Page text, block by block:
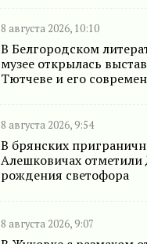
8 августа 2026, 10:10
В Белгородском
музее открылась
Тютчеве и его
8 августа 2026, 9:54
В брянских
Алешковичах отметили
рождения светофора
8 августа 2026, 9:07